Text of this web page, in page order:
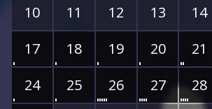
10
11 12 13 14
17
18 19 20 21
24
25 26 27 28